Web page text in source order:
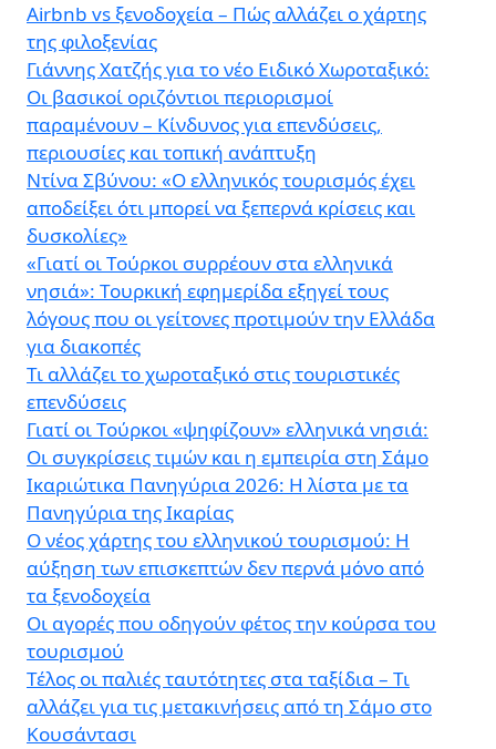
Airbnb vs ξενοδοχεία – Πώς αλλάζει ο χάρτης
της φιλοξενίας
Γιάννης Χατζής για το νέο Ειδικό Χωροταξικό:
Οι βασικοί οριζόντιοι περιορισμοί
παραμένουν – Κίνδυνος για επενδύσεις,
περιουσίες και τοπική ανάπτυξη
Ντίνα Σβύνου: «Ο ελληνικός τουρισμός έχει
αποδείξει ότι μπορεί να ξεπερνά κρίσεις και
δυσκολίες»
«Γιατί οι Τούρκοι συρρέουν στα ελληνικά
νησιά»: Τουρκική εφημερίδα εξηγεί τους
λόγους που οι γείτονες προτιμούν την Ελλάδα
για διακοπές
Τι αλλάζει το χωροταξικό στις τουριστικές
επενδύσεις
Γιατί οι Τούρκοι «ψηφίζουν» ελληνικά νησιά:
Οι συγκρίσεις τιμών και η εμπειρία στη Σάμο
Ικαριώτικα Πανηγύρια 2026: Η λίστα με τα
Πανηγύρια της Ικαρίας
Ο νέος χάρτης του ελληνικού τουρισμού: Η
αύξηση των επισκεπτών δεν περνά μόνο από
τα ξενοδοχεία
Οι αγορές που οδηγούν φέτος την κούρσα του
τουρισμού
Τέλος οι παλιές ταυτότητες στα ταξίδια – Τι
αλλάζει για τις μετακινήσεις από τη Σάμο στο
Κουσάντασι